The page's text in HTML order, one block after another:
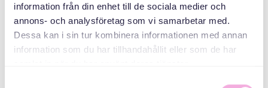
information från din enhet till de sociala medier och
annons- och analysföretag som vi samarbetar med.
Dessa kan i sin tur kombinera informationen med annan
information som du har tillhandahållit eller som de har
هیئت اداری شهرستان
استکهلم